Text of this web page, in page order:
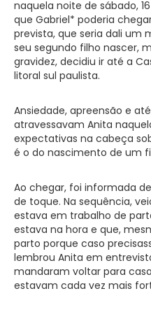
naquela noite de sábado,
que Gabriel* poderia
prevista, que seria dali um
seu segundo filho nascer,
gravidez, decidiu ir até a
litoral sul paulista.
Ansiedade, apreensão e
atravessavam Anita
expectativas na cabeça
é o do nascimento de um
Ao chegar, foi informada
de toque. Na sequência,
estava em trabalho de
estava na hora e que,
parto porque caso
lembrou Anita em
mandaram voltar para
estavam cada vez mais